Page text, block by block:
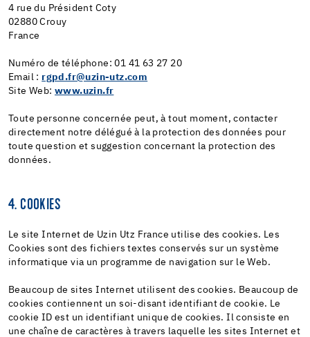
4 rue du Président Coty
02880 Crouy
France
Numéro de téléphone: 01 41 63 27 20
Email : rgpd.fr@uzin-utz.com
Site Web: www.uzin.fr
Toute personne concernée peut, à tout moment, contacter
directement notre délégué à la protection des données pour
toute question et suggestion concernant la protection des
données.
4. COOKIES
Le site Internet de Uzin Utz France utilise des cookies. Les
Cookies sont des fichiers textes conservés sur un système
informatique via un programme de navigation sur le Web.
Beaucoup de sites Internet utilisent des cookies. Beaucoup de
cookies contiennent un soi-disant identifiant de cookie. Le
cookie ID est un identifiant unique de cookies. Il consiste en
une chaîne de caractères à travers laquelle les sites Internet et